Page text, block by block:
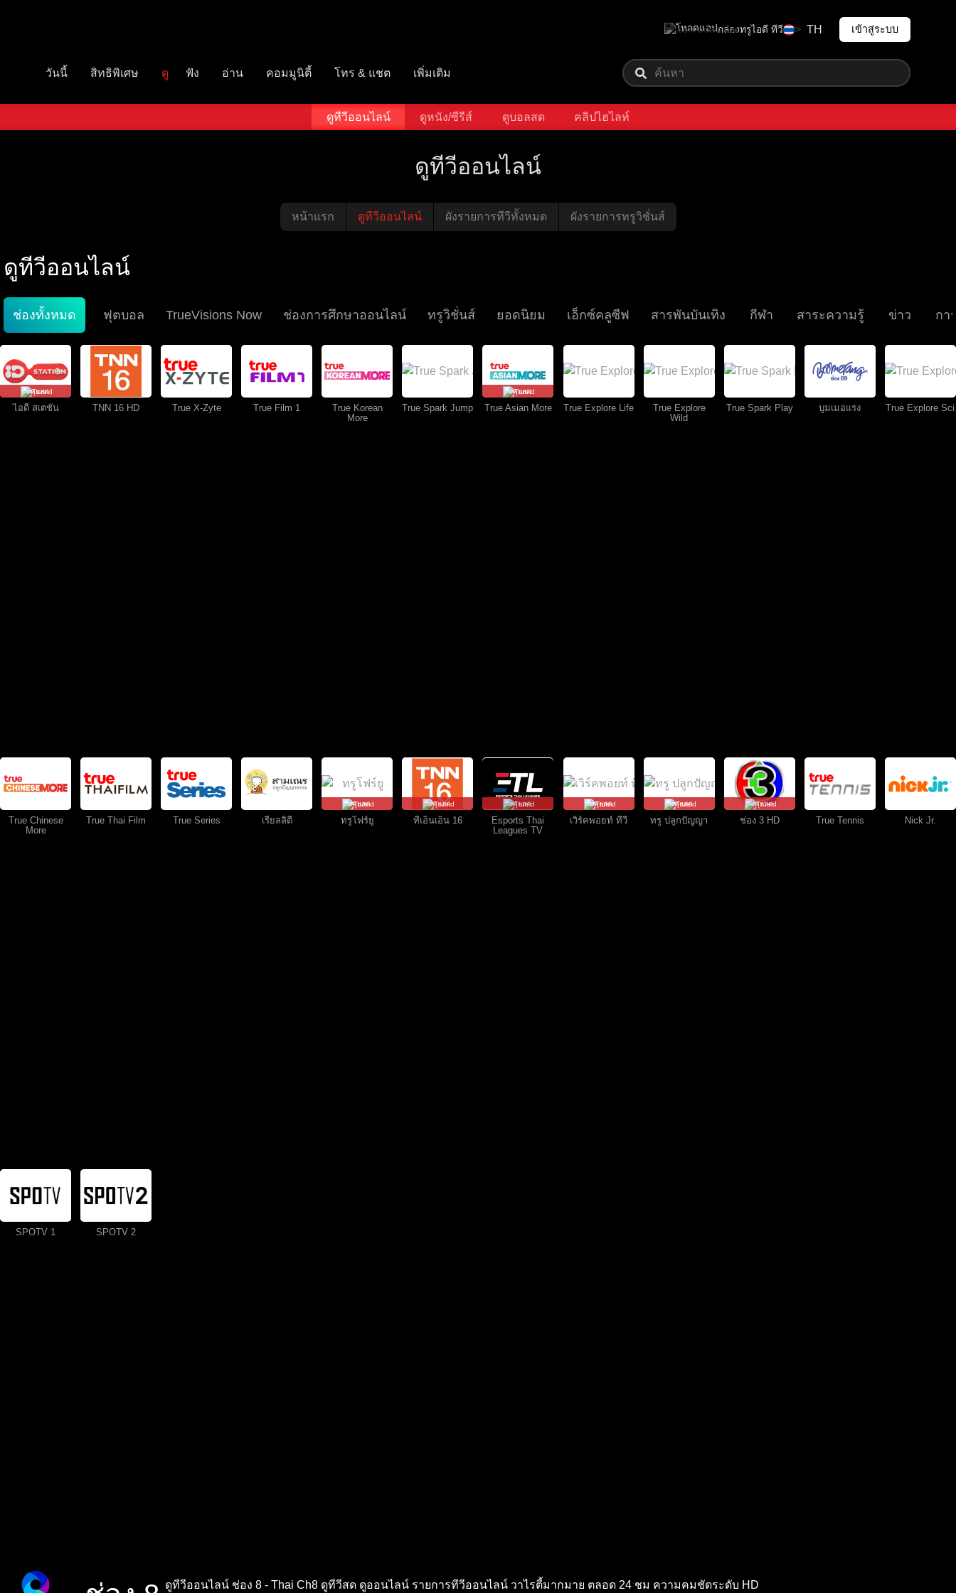
โหลดแอปกล่องทรูไอดี ทีวี > TH เข้าสู่ระบบ
วันนี้ สิทธิพิเศษ ดู ฟัง อ่าน คอมมูนิตี้ โทร & แชต เพิ่มเติม
ดูทีวีออนไลน์ ดูหนัง/ซีรีส์ ดูบอลสด คลิปไฮไลท์
ดูทีวีออนไลน์
หน้าแรก ดูทีวีออนไลน์ ผังรายการทีวีทั้งหมด ผังรายการทรูวิชั่นส์
ดูทีวีออนไลน์
ช่องทั้งหมด ฟุตบอล TrueVisions Now ช่องการศึกษาออนไลน์ ทรูวิชั่นส์ ยอดนิยม เอ็กซ์คลูซีฟ สารพันบันเทิง กีฬา สาระความรู้ ข่าว กา
คุยสด
ไอดี สเตชั่น TNN 16 HD True X-Zyte True Film 1
True Korean
More
True Spark Jump
คุยสด
True Asian More True Explore Life
True Explore
Wild
True Spark Play บูมเมอแรง True Explore Sci
True Chinese
More
True Thai Film True Series เรียลลิตี้
คุยสด
ทรูโฟร์ยู
คุยสด
ทีเอ็นเอ็น 16
คุยสด
Esports Thai
Leagues TV
คุยสด
เวิร์คพอยท์ ทีวี
คุยสด
ทรู ปลูกปัญญา
คุยสด
ช่อง 3 HD True Tennis Nick Jr.
SPOTV 1 SPOTV 2
ดูทีวีออนไลน์ ช่อง 8 - Thai Ch8 ดูทีวีสด ดูออนไลน์ รายการทีวีออนไลน์ วาไรตี้มากมาย ตลอด 24 ชม ความคมชัดระดับ HD